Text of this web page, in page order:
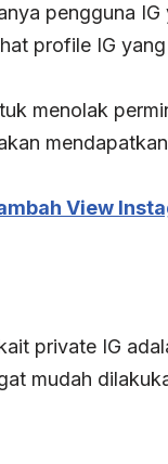
pengguna
profile IG
menolak
View
private IG
mudah